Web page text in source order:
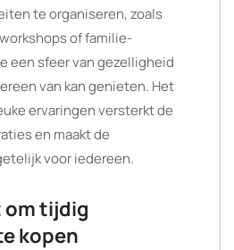
te organiseren, zoals
of familie-
een sfeer van gezelligheid
van kan genieten. Het
ervaringen versterkt de
en maakt de
voor iedereen.
om tijdig
kopen